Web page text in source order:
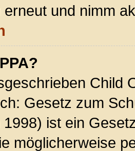
erneut und nimm
Child
Gesetz zum
ist ein
möglicherweise